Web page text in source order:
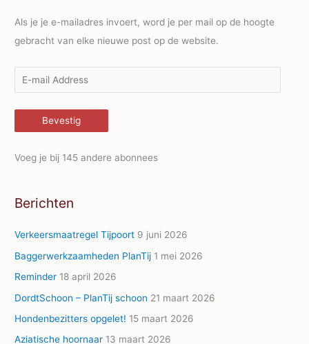
Als je je e-mailadres invoert, word je per mail op de hoogte
gebracht van elke nieuwe post op de website.
-
m
a
d
r
e
s
s
Bevestig
Voeg je bij 145 andere abonnees
Berichten
Verkeersmaatregel Tijpoort 9 juni 2026
Baggerwerkzaamheden PlanTij 1 mei 2026
Reminder 18 april 2026
DordtSchoon – PlanTij schoon 21 maart 2026
Hondenbezitters opgelet! 15 maart 2026
Aziatische hoornaar 13 maart 2026